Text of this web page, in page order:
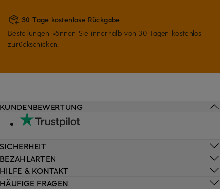
30 Tage kostenlose Rückgabe
Bestellungen können Sie innerhalb von 30 Tagen kostenlos
zurückschicken.
HILFE & KONTAKT
HÄUFIGE FRAGEN
KUNDENBEWERTUNG
SICHERHEIT
BEZAHLARTEN